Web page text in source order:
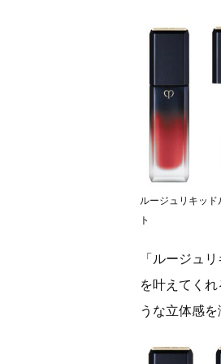
ルージュリキッド
ト
「ルージュ
を叶えてく
うな立体感を